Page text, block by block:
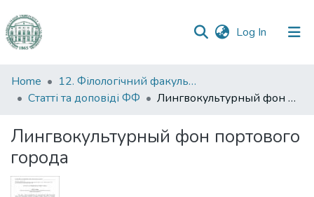
Log In (current)
Communities
&
All of DSpace
Statistics
Home
12. Філологічний факультет
Статті та доповіді ФФ
Лингвокультурный фон портового города
Лингвокультурный фон портового
города